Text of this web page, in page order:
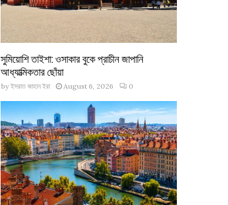
সুমিয়োশি তাইশা: ওসাকার বুকে প্রাচীন জাপানি
আধ্যাত্মিকতার ছোঁয়া
by ইসরাত জাহান ইরা August 6, 2026 0